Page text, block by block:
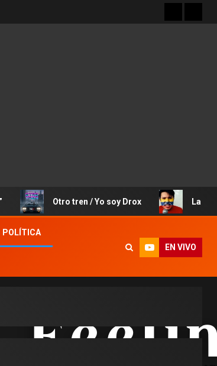
Otro tren / Yo soy Drox La Canción de
POLÍTICA
EN VIVO